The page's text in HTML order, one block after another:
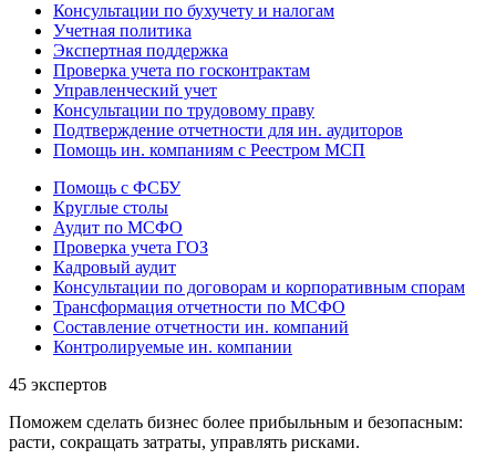
Консультации по бухучету и налогам
Учетная политика
Экспертная поддержка
Проверка учета по госконтрактам
Управленческий учет
Консультации по трудовому праву
Подтверждение отчетности для ин. аудиторов
Помощь ин. компаниям с Реестром МСП
Помощь с ФСБУ
Круглые столы
Аудит по МСФО
Проверка учета ГОЗ
Кадровый аудит
Консультации по договорам и корпоративным спорам
Трансформация отчетности по МСФО
Составление отчетности ин. компаний
Контролируемые ин. компании
45 экспертов
Поможем сделать бизнес более прибыльным и безопасным:
расти, cокращать затраты, управлять рисками.